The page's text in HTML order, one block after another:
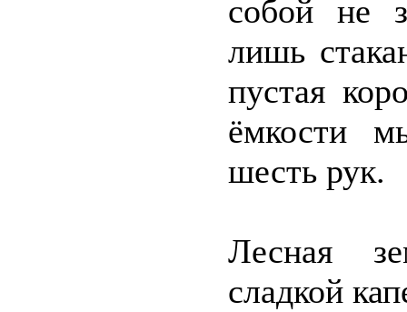
собой не
лишь
пустая
ёмкости
шесть рук.
Лесная
сладкой